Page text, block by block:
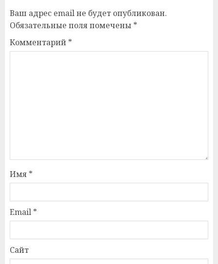
Ваш адрес email не будет опубликован.
Обязательные поля помечены *
Комментарий *
Имя *
Email *
Сайт